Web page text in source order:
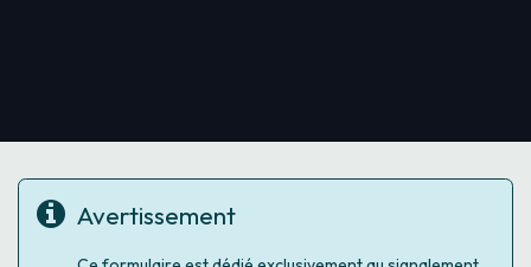
Avertissement